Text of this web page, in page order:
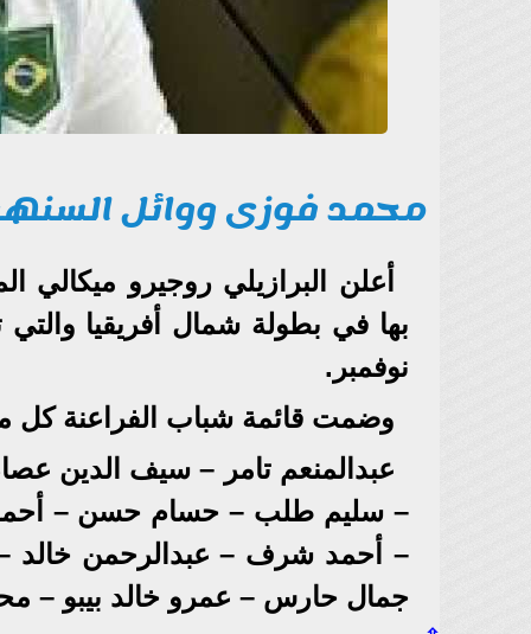
محمد فوزى ووائل
أعلن البرازيلي روجيرو ميكالي
نوفمبر.
وضمت قائمة شباب الفراعنة كل
عبدالمنعم تامر – سيف الدين
– سليم طلب – حسام حسن – أحمد
– أحمد شرف – عبدالرحمن
جمال حارس – عمرو خالد بيبو –